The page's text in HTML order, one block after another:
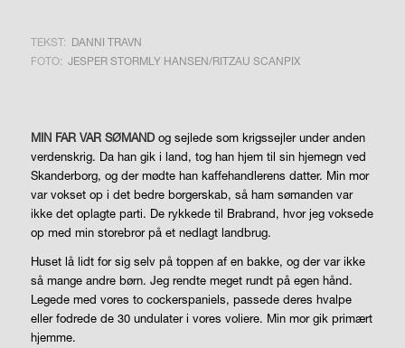
TEKST: DANNI TRAVN
FOTO: JESPER STORMLY HANSEN/RITZAU SCANPIX
MIN FAR VAR SØMANDog sejlede som krigssejler under anden
verdenskrig. Da han gik i land, tog han hjem til sin hjemegn ved
Skanderborg, og der mødte han kaffehandlerens datter. Min mor
var vokset op i det bedre borgerskab, så ham sømanden var
ikke det oplagte parti. De rykkede til Brabrand, hvor jeg voksede
op med min storebror på et nedlagt landbrug.
Huset lå lidt for sig selv på toppen af en bakke, og der var ikke
så mange andre børn. Jeg rendte meget rundt på egen hånd.
Legede med vores to cockerspaniels, passede deres hvalpe
eller fodrede de 30 undulater i vores voliere. Min mor gik primært
hjemme.